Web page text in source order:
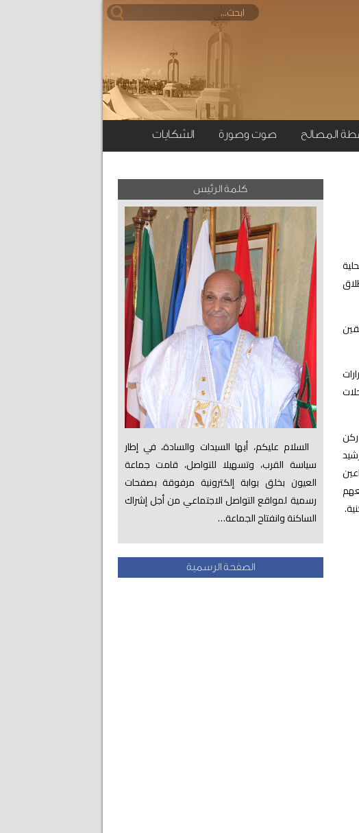
المصالح صوت وصورة الشكايات
الاربعاء 21 فبراير 2024 على اطلاق
كلمة الرئيس
السلام عليكم، أيها السيدات والسادة، في إطار
سياسة القرب، وتسهيلا للتواصل، قامت جماعة
العيون بخلق بوابة إلكترونية مرفوقة بصفحات
رسمية لمواقع التواصل الاجتماعي من أجل إشراك
الساكنة وانفتاح الجماعة…
الصفحة الرسمية